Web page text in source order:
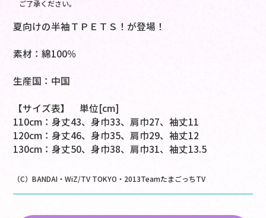
ご了承ください。
夏向けの半袖ＴＰＥＴＳ！が登場！
素材：綿100％
生産国：中国
【サイズ表】 単位[cm]
110cm：身丈43、身巾33、肩巾27、袖丈11
120cm：身丈46、身巾35、肩巾29、袖丈12
130cm：身丈50、身巾38、肩巾31、袖丈13.5
（C）BANDAI・WiZ/TV TOKYO・2013TeamたまごっちTV